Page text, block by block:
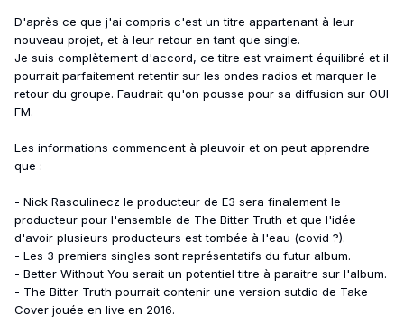
dernière minute est juste dingue. J'adore. Content de cette
chanson, j'ai vraiment l'impression de les retrouver avec ce
titre.
D'après ce que j'ai compris c'est un titre appartenant à leur
nouveau projet, et à leur retour en tant que single.
Je suis complètement d'accord, ce titre est vraiment équilibré et il
pourrait parfaitement retentir sur les ondes radios et marquer le
retour du groupe. Faudrait qu'on pousse pour sa diffusion sur OUI
FM.
Les informations commencent à pleuvoir et on peut apprendre
que :
- Nick Rasculinecz le producteur de E3 sera finalement le
producteur pour l'ensemble de The Bitter Truth et que l'idée
d'avoir plusieurs producteurs est tombée à l'eau (covid ?).
- Les 3 premiers singles sont représentatifs du futur album.
- Better Without You serait un potentiel titre à paraitre sur l'album.
- The Bitter Truth pourrait contenir une version sutdio de Take
Cover jouée en live en 2016.